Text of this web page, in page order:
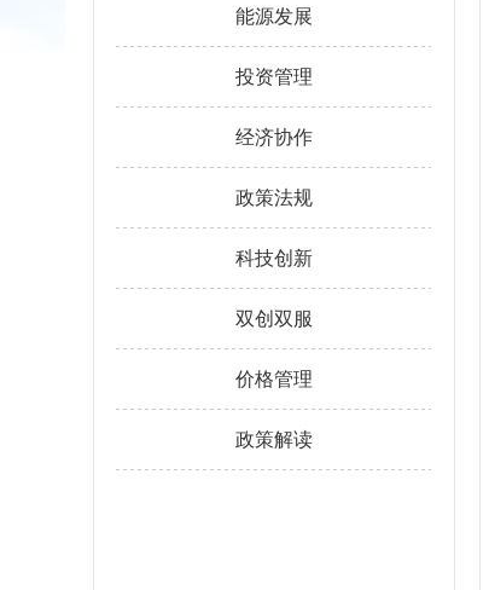
能源发展
投资管理
经济协作
政策法规
科技创新
双创双服
价格管理
政策解读